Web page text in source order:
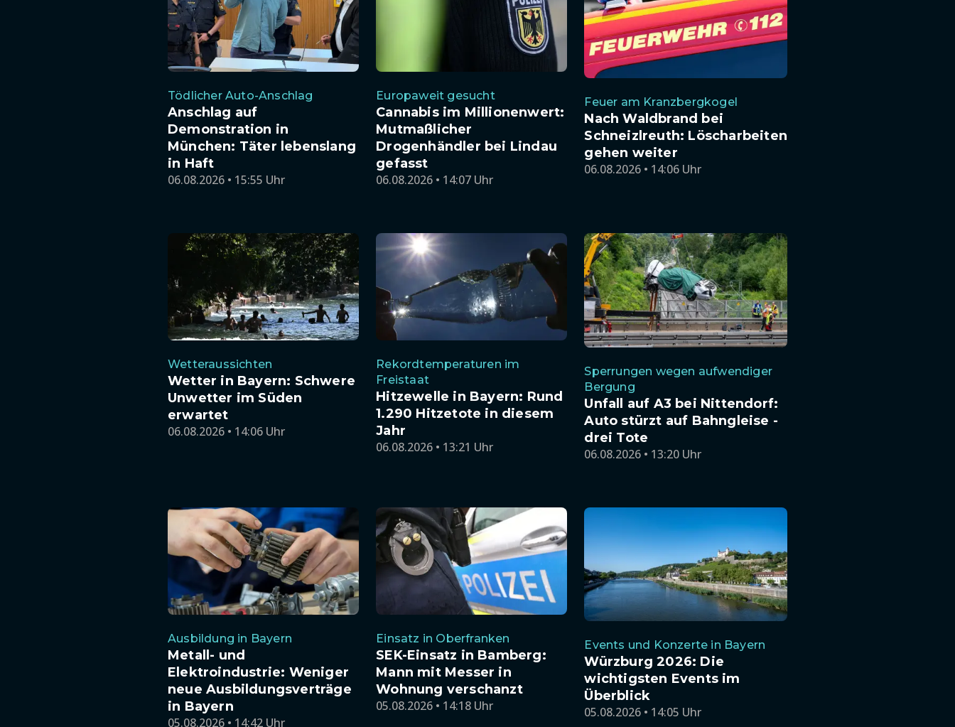
Tödlicher Auto-Anschlag
Anschlag auf
Demonstration in
München: Täter lebenslang
in Haft
06.08.2026 • 15:55 Uhr
Europaweit gesucht
Cannabis im Millionenwert:
Mutmaßlicher
Drogenhändler bei Lindau
gefasst
06.08.2026 • 14:07 Uhr
Feuer am Kranzbergkogel
Nach Waldbrand bei
Schneizlreuth: Löscharbeiten
gehen weiter
06.08.2026 • 14:06 Uhr
Wetteraussichten
Wetter in Bayern: Schwere
Unwetter im Süden
erwartet
06.08.2026 • 14:06 Uhr
Rekordtemperaturen im
Freistaat
Hitzewelle in Bayern: Rund
1.290 Hitzetote in diesem
Jahr
06.08.2026 • 13:21 Uhr
Sperrungen wegen aufwendiger
Bergung
Unfall auf A3 bei Nittendorf:
Auto stürzt auf Bahngleise -
drei Tote
06.08.2026 • 13:20 Uhr
Ausbildung in Bayern
Metall- und
Elektroindustrie: Weniger
neue Ausbildungsverträge
in Bayern
05.08.2026 • 14:42 Uhr
Einsatz in Oberfranken
SEK-Einsatz in Bamberg:
Mann mit Messer in
Wohnung verschanzt
05.08.2026 • 14:18 Uhr
Events und Konzerte in Bayern
Würzburg 2026: Die
wichtigsten Events im
Überblick
05.08.2026 • 14:05 Uhr